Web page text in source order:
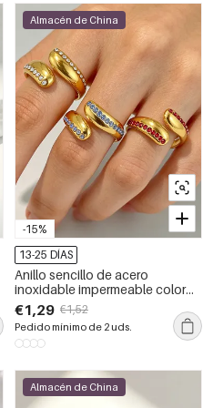
-15%
Almacén de China
13-25 DÍAS
Anillo sencillo de acero
inoxidable impermeable color
dorado con diamantes de
imitación para mujer.
€1,29 €1,52
Pedido mínimo de 2 uds.
Almacén de China